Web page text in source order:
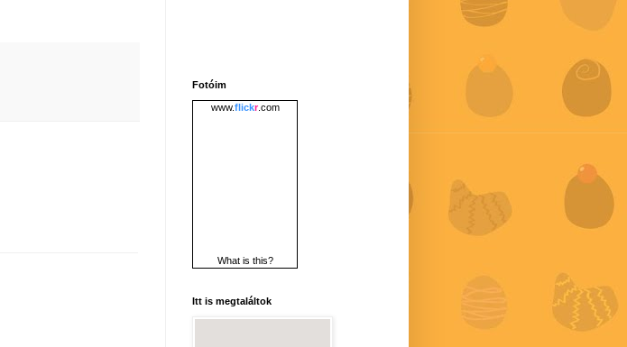
Fotóim
www.flickr.com
What is this?
Itt is megtaláltok